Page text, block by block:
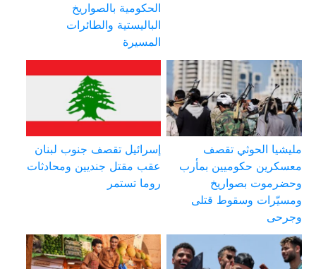
الحكومية بالصواريخ
الباليستية والطائرات
المسيرة
مليشيا الحوثي تقصف
معسكرين حكوميين بمأرب
وحضرموت بصواريخ
ومسيّرات وسقوط قتلى
وجرحى
إسرائيل تقصف جنوب لبنان
عقب مقتل جنديين ومحادثات
روما تستمر